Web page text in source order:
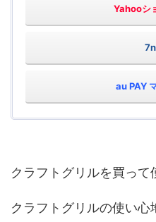
Yahooシ
au PAY
クラフトグリルを買って
クラフトグリルの使い心